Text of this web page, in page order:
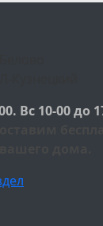
Вс 10-00 до